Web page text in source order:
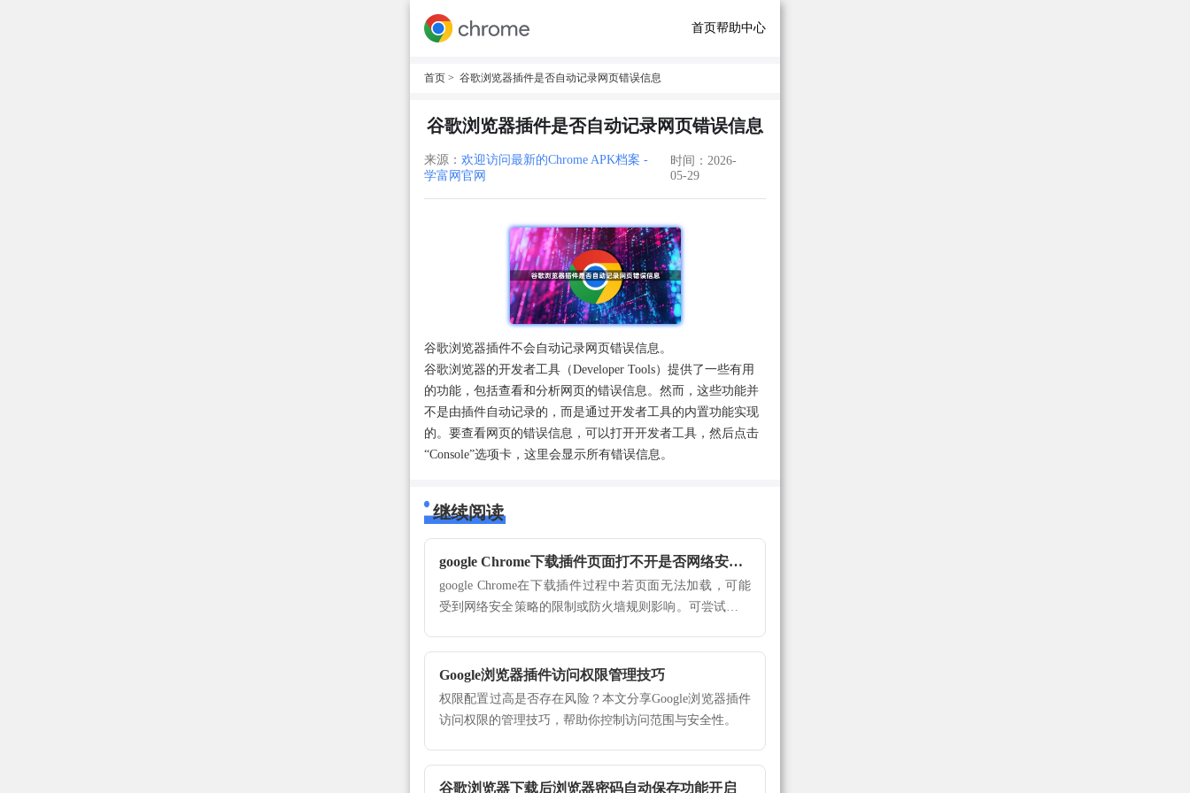
首页帮助中心
首页 > 谷歌浏览器插件是否自动记录网页错误信息
谷歌浏览器插件是否自动记录网页错误信息
来源： 欢迎访问最新的Chrome APK档案 -
学富网官网
时间：2026-
05-29
谷歌浏览器插件不会自动记录网页错误信息。
谷歌浏览器的开发者工具（Developer Tools）提供了一些有用
的功能，包括查看和分析网页的错误信息。然而，这些功能并
不是由插件自动记录的，而是通过开发者工具的内置功能实现
的。要查看网页的错误信息，可以打开开发者工具，然后点击
“Console”选项卡，这里会显示所有错误信息。
继续阅读
google Chrome下载插件页面打不开是否网络安全策略屏蔽
google Chrome在下载插件过程中若页面无法加载，可能
受到网络安全策略的限制或防火墙规则影响。可尝试调整
问。
Google浏览器插件访问权限管理技巧
权限配置过高是否存在风险？本文分享Google浏览器插件
访问权限的管理技巧，帮助你控制访问范围与安全性。
谷歌浏览器下载后浏览器密码自动保存功能开启